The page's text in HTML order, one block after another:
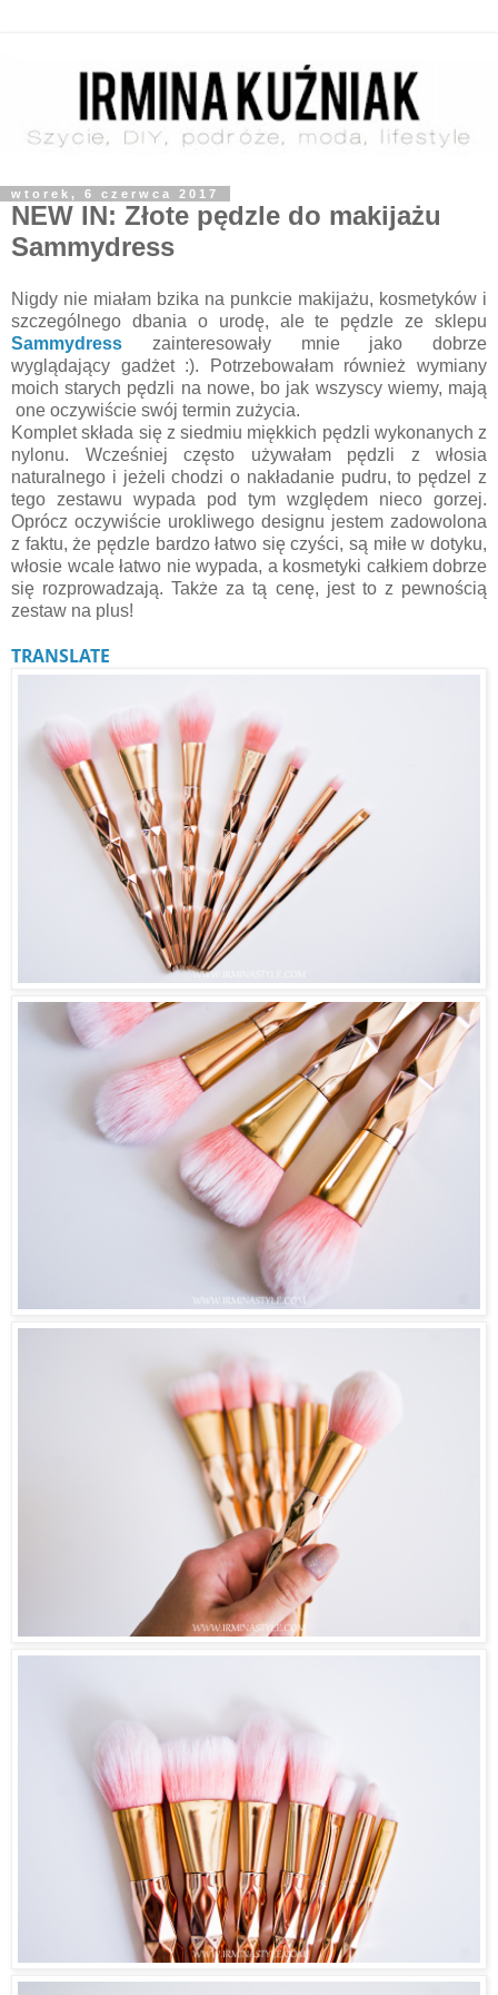
wtorek, 6 czerwca 2017
NEW IN: Złote pędzle do makijażu
Sammydress
Nigdy nie miałam bzika na punkcie makijażu, kosmetyków i
szczególnego dbania o urodę, ale te pędzle ze sklepu
Sammydress
zainteresowały mnie jako dobrze
wyglądający gadżet :). Potrzebowałam również wymiany
moich starych pędzli na nowe, bo jak wszyscy wiemy, mają
one oczywiście swój termin zużycia.
Komplet składa się z siedmiu miękkich pędzli wykonanych z
nylonu. Wcześniej często używałam pędzli z włosia
naturalnego i jeżeli chodzi o nakładanie pudru, to pędzel z
tego zestawu wypada pod tym względem nieco gorzej.
Oprócz oczywiście urokliwego designu jestem zadowolona
z faktu, że pędzle bardzo łatwo się czyści, są miłe w dotyku,
włosie wcale łatwo nie wypada, a kosmetyki całkiem dobrze
się rozprowadzają. Także za tą cenę, jest to z pewnością
zestaw na plus!
TRANSLATE